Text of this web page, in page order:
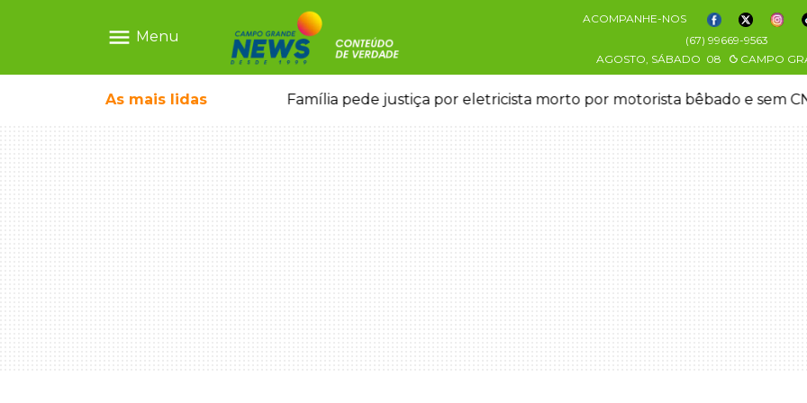
menu Menu
ACOMPANHE-NOS
(67) 99669-9563
AGOSTO, SÁBADO 08 CAMPO
As mais lidas
ligada a laboratório ilegal Família pede justiça por eletricista morto por motorista bêbado e sem